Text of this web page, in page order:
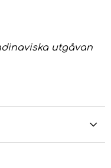
utgåvan